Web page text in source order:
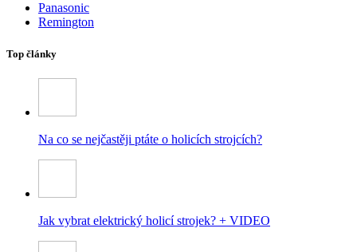
Panasonic
Remington
Top články
Na co se nejčastěji ptáte o holicích strojcích?
Jak vybrat elektrický holicí strojek? + VIDEO